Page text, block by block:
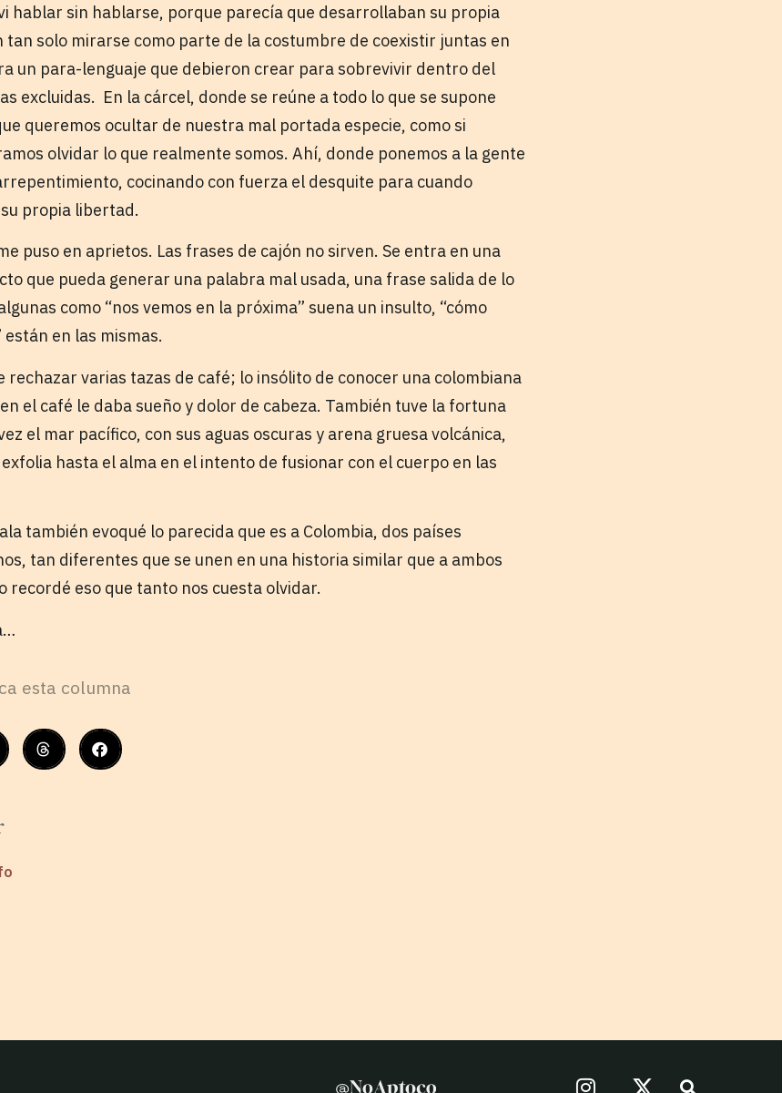
hablar sin hablarse, porque parecía que desarrollaban su propia
solo mirarse como parte de la costumbre de coexistir juntas en
un para-lenguaje que debieron crear para sobrevivir dentro del
excluidas. En la cárcel, donde se reúne a todo lo que se supone
queremos ocultar de nuestra mal portada especie, como si
olvidar lo que realmente somos. Ahí, donde ponemos a la gente
cocinando con fuerza el desquite para cuando
propia libertad.
puso en aprietos. Las frases de cajón no sirven. Se entra en una
que pueda generar una palabra mal usada, una frase salida de lo
como “nos vemos en la próxima” suena un insulto, “cómo
están en las mismas.
rechazar varias tazas de café; lo insólito de conocer una colombiana
el café le daba sueño y dolor de cabeza. También tuve la fortuna
el mar pacífico, con sus aguas oscuras y arena gruesa volcánica,
hasta el alma en el intento de fusionar con el cuerpo en las
también evoqué lo parecida que es a Colombia, dos países
tan diferentes que se unen en una historia similar que a ambos
recordé eso que tanto nos cuesta olvidar.
esta columna